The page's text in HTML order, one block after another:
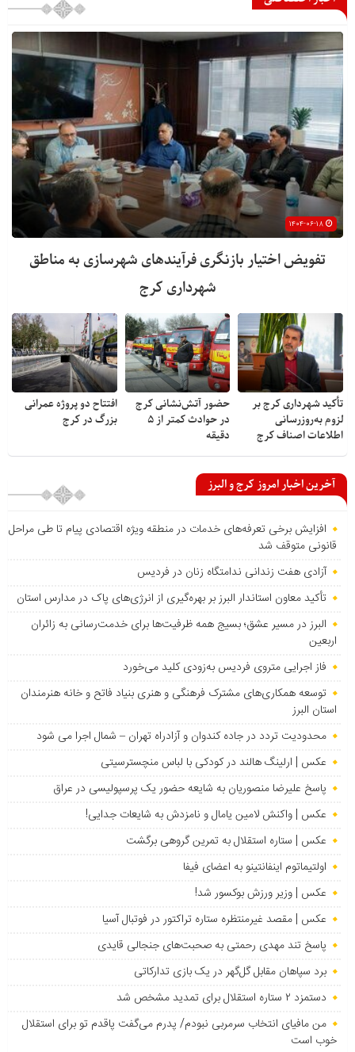
تفویض اختیار بازنگری فرآیندهای شهرسازی به مناطق
شهرداری کرج
تأکید شهرداری کرج بر
لزوم به‌روزرسانی
اطلاعات اصناف کرج
حضور آتش‌نشانی کرج
در حوادث کمتر از ۵
دقیقه
افتتاح دو پروژه عمرانی
بزرگ در کرج
آخرین اخبار امروز کرج و البرز
افزایش برخی تعرفه‌های خدمات در منطقه ویژه اقتصادی پیام تا طی مراحل
قانونی متوقف شد
آزادی هفت زندانی ندامتگاه زنان در فردیس
تأکید معاون استاندار البرز بر بهره‌گیری از انرژی‌های پاک در مدارس استان
البرز در مسیر عشق؛ بسیج همه ظرفیت‌ها برای خدمت‌رسانی به زائران
اربعین
فاز اجرایی متروی فردیس به‌زودی کلید می‌خورد
توسعه همکاری‌های مشترک فرهنگی و هنری بنیاد فاتح و خانه هنرمندان
استان البرز
محدودیت تردد در جاده کندوان و آزادراه تهران – شمال اجرا می شود
عکس | ارلینگ هالند در کودکی با لباس منچسترسیتی
پاسخ علیرضا منصوریان به شایعه حضور یک پرسپولیسی در عراق
عکس | واکنش لامین یامال و نامزدش به شایعات جدایی!
عکس | ستاره استقلال به تمرین گروهی برگشت
اولتیماتوم اینفانتینو به اعضای فیفا
عکس | وزیر ورزش بوکسور شد!
عکس | مقصد غیرمنتظره ستاره تراکتور در فوتبال آسیا
پاسخ تند مهدی رحمتی به صحبت‌های جنجالی قایدی
برد سپاهان مقابل گل‌گهر در یک بازی تدارکاتی
دستمزد ۲ ستاره استقلال برای تمدید مشخص شد
من مافیای انتخاب سرمربی نبودم/ پدرم می‌گفت پاقدم تو برای استقلال
خوب است